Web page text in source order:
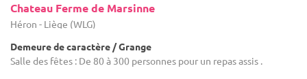
Chateau Ferme de Marsinne
Héron - Liège (WLG)
Demeure de caractère / Grange
Salle des fêtes : De 80 à 300 personnes pour un repas assis .